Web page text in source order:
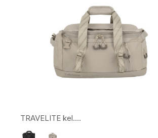
TRAVELITE kel....